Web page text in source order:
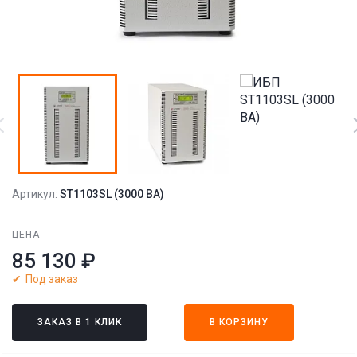
Артикул: ST1103SL (3000 ВА)
ЦЕНА
85 130 ₽
Под заказ
ЗАКАЗ В 1 КЛИК В КОРЗИНУ